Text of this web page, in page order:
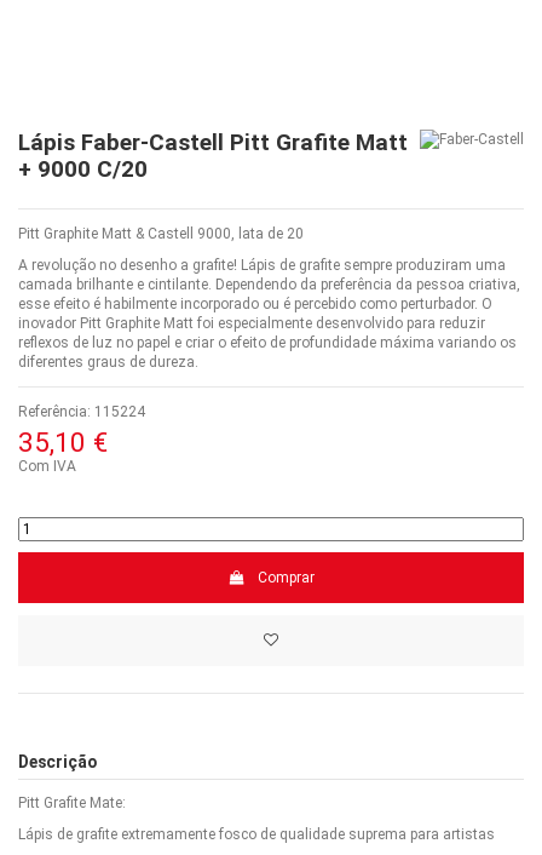
Lápis Faber-Castell Pitt Grafite Matt
+ 9000 C/20
Pitt Graphite Matt & Castell 9000, lata de 20
A revolução no desenho a grafite! Lápis de grafite sempre produziram uma
camada brilhante e cintilante. Dependendo da preferência da pessoa criativa,
esse efeito é habilmente incorporado ou é percebido como perturbador. O
inovador Pitt Graphite Matt foi especialmente desenvolvido para reduzir
reflexos de luz no papel e criar o efeito de profundidade máxima variando os
diferentes graus de dureza.
Referência: 115224
35,10 €
Com IVA
Comprar
Descrição
Pitt Grafite Mate:
Lápis de grafite extremamente fosco de qualidade suprema para artistas